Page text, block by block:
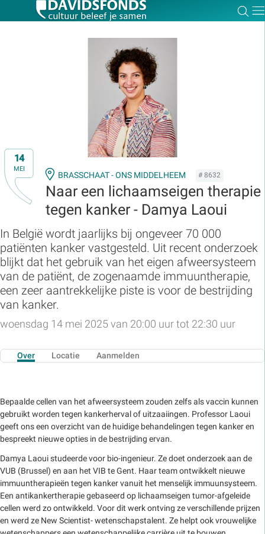
14
MEI
BRASSCHAAT - ONS MIDDELHEEM # 8632
Naar een lichaamseigen therapie
tegen kanker - Damya Laoui
In België wordt jaarlijks bij ongeveer 70 000
patiënten kanker vastgesteld. Uit recent onderzoek
blijkt dat het gebruik van het eigen afweersysteem
van de patiënt, de zogenaamde immuuntherapie,
een zeer aantrekkelijke piste is voor de bestrijding
van kanker.
woensdag 14 mei 2025 van 20:00 uur tot 22:30 uur
Over Locatie Aanmelden
Bepaalde cellen van het afweersysteem zouden zelfs als vaccin kunnen
gebruikt worden tegen kankerherval of uitzaaiingen. Professor Laoui
geeft ons een overzicht van de huidige behandelingen tegen kanker en
bespreekt nieuwe opties in de bestrijding ervan.
Damya Laoui studeerde voor bio-ingenieur. Ze doet onderzoek aan de
VUB (Brussel) en aan het VIB te Gent. Haar team ontwikkelt nieuwe
immuuntherapieën tegen kanker vanuit het menselijk immuunsysteem.
Een antikankertherapie gebaseerd op lichaamseigen tumor-afgeleide
cellen werd zo ontwikkeld. Voor dit werk ontving ze verschillende prijzen
en werd ze New Scientist- wetenschapstalent. Ze helpt ook vrouwelijke